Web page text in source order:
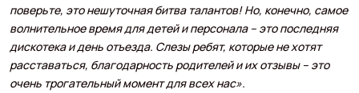
поверьте, это нешуточная битва талантов! Но, конечно, самое
волнительное время для детей и персонала – это последняя
дискотека и день отъезда. Слезы ребят, которые не хотят
расставаться, благодарность родителей и их отзывы – это
очень трогательный момент для всех нас».